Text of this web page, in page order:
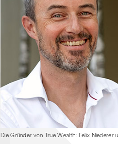
Die Gründer von True Wealth: Felix Niederer